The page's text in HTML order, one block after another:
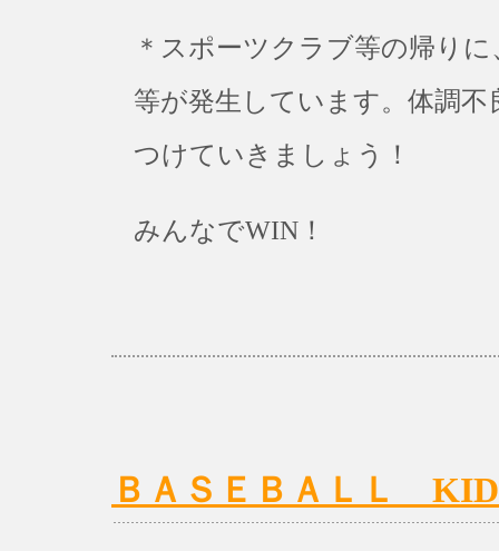
＊スポーツクラブ等の帰り
等が発生しています。体調
つけていきましょう！
みんなでWIN！
ＢＡＳＥＢＡＬＬ